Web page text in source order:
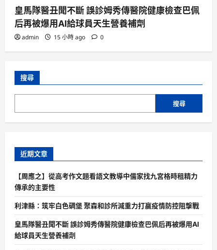
皇馬隊醫丑聞不斷 誤診姆秀傳醫院健康檢查巴佩
后再被爆用AI給球員天生營養補劑
admin 15 小時 ago 0
搜尋
搜尋
近期文章
【周應之】從高考作文題看語文教導中儒家找九宮格時租精力
傳承的主要性
利津縣：筑牢白色碉堡 聚森和診所減重力打贏疫情防控阻擊戰
皇馬隊醫丑聞不斷 誤診姆秀傳醫院健康檢查巴佩后再被爆用AI
給球員天生營養補劑